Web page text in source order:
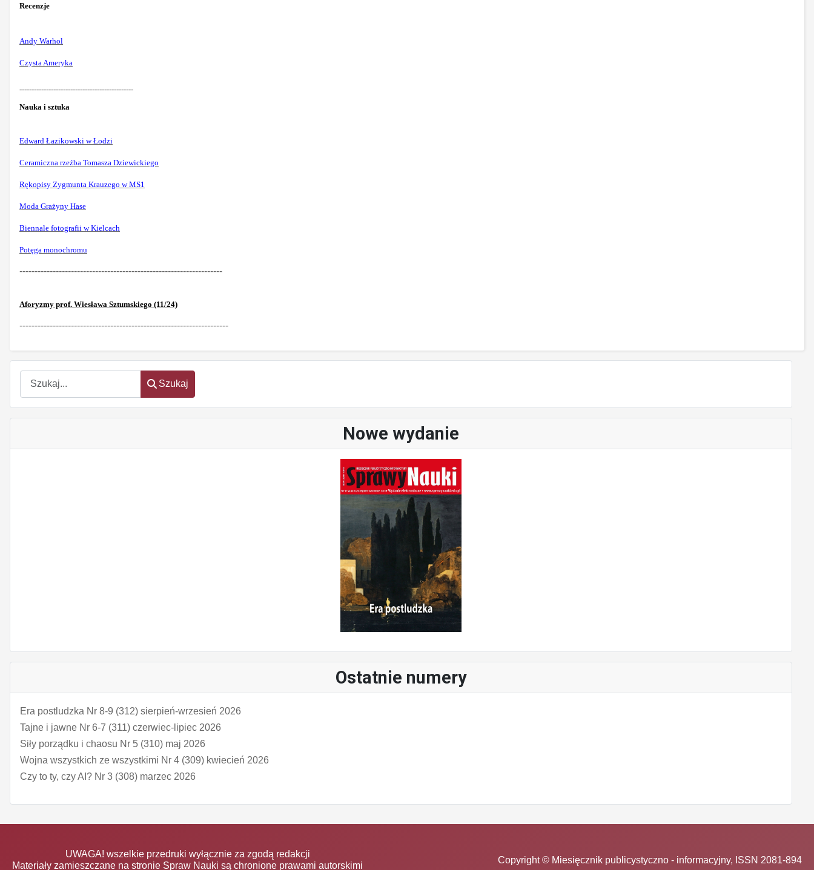
Szukaj
Szukaj
Nowe wydanie
Ostatnie numery
Era postludzka Nr 8-9 (312) sierpień-wrzesień 2026
Tajne i jawne Nr 6-7 (311) czerwiec-lipiec 2026
Siły porządku i chaosu Nr 5 (310) maj 2026
Wojna wszystkich ze wszystkimi Nr 4 (309) kwiecień 2026
Czy to ty, czy AI? Nr 3 (308) marzec 2026
Recenzje
Andy Warhol
Czysta Ameryka
-----------------------------------------------
Nauka i sztuka
Edward Łazikowski w Łodzi
Ceramiczna rzeźba Tomasza Dziewickiego
Rękopisy Zygmunta Krauzego w MS1
Moda Grażyny Hase
Biennale fotografii w Kielcach
Potęga monochromu
-------------------------------------------------------------------
Aforyzmy prof. Wiesława Sztumskiego (11/24)
---------------------------------------------------------------------
UWAGA! wszelkie przedruki wyłącznie za zgodą redakcji
Materiały zamieszczane na stronie Spraw Nauki są chronione prawami autorskimi
Copyright © Miesięcznik publicystyczno - informacyjny, ISSN 2081-894